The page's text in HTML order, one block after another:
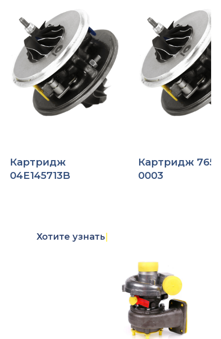
Картридж
04E145713B
Картридж
0003
Хотите узнать стои